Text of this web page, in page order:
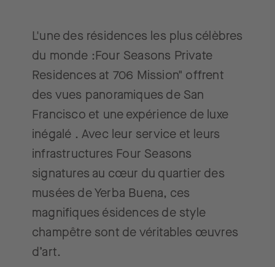
L'une des résidences les plus célèbres
du monde :Four Seasons Private
Residences at 706 Mission" offrent
des vues panoramiques de San
Francisco et une expérience de luxe
inégalé . Avec leur service et leurs
infrastructures Four Seasons
signatures au cœur du quartier des
musées de Yerba Buena, ces
magnifiques ésidences de style
champêtre sont de véritables œuvres
d’art.